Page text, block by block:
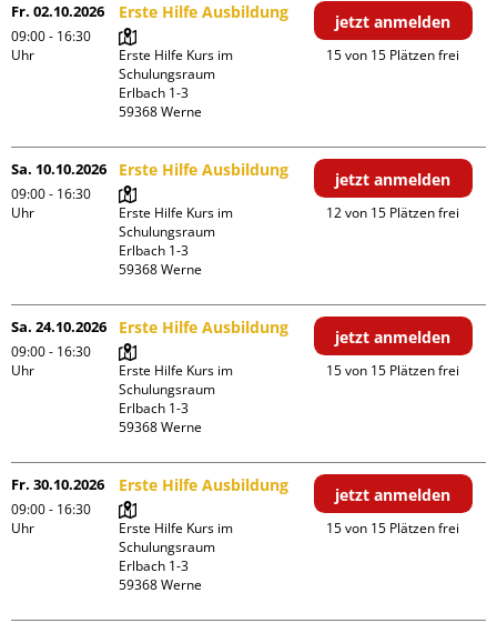
Fr. 02.10.2026
09:00 - 16:30
Uhr
Erste Hilfe Ausbildung
Erste Hilfe Kurs im
Schulungsraum
Erlbach 1-3
jetzt anmelden
15 von 15 Plätzen frei
Sa. 10.10.2026
09:00 - 16:30
Uhr
Erste Hilfe Ausbildung
Erste Hilfe Kurs im
Schulungsraum
Erlbach 1-3
jetzt anmelden
12 von 15 Plätzen frei
Sa. 24.10.2026
09:00 - 16:30
Uhr
Erste Hilfe Ausbildung
Erste Hilfe Kurs im
Schulungsraum
Erlbach 1-3
jetzt anmelden
15 von 15 Plätzen frei
Fr. 30.10.2026
09:00 - 16:30
Uhr
Erste Hilfe Ausbildung
Erste Hilfe Kurs im
Schulungsraum
Erlbach 1-3
jetzt anmelden
15 von 15 Plätzen frei